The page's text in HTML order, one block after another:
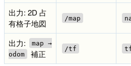
出力: 2D 占
有格子地図
/map
出力:
map →
odom
補正 /tf